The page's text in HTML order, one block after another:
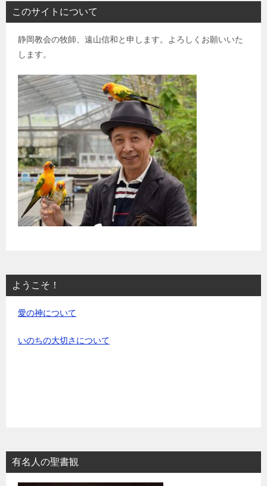
このサイトについて
静岡教会の牧師、遠山信和と申します。よろしくお願いいた
します。
ようこそ！
愛の神について
いのちの大切さについて
有名人の聖書観